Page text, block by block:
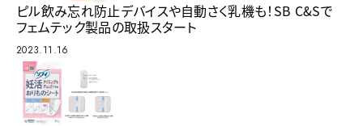
ピル飲み忘れ防止デバイスや自動さく乳機も！SB C&Sで
フェムテック製品の取扱スタート
2023.11.16